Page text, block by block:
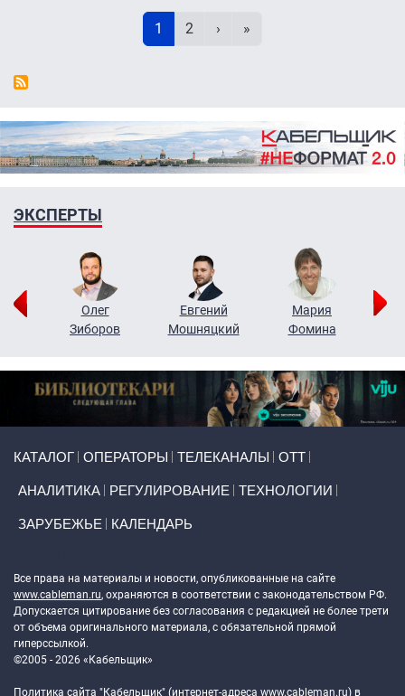
Текущая страница
1 Page
2 Следующая страница
› Последняя страница
»
ЭКСПЕРТЫ
Олег
Зиборов
Евгений
Мошняцкий
Мария
Фомина
КАТАЛОГ ОПЕРАТОРЫ ТЕЛЕКАНАЛЫ ОТТ
АНАЛИТИКА РЕГУЛИРОВАНИЕ ТЕХНОЛОГИИ
ЗАРУБЕЖЬЕ КАЛЕНДАРЬ
Все права на материалы и новости, опубликованные на сайте
www.cableman.ru, охраняются в соответствии с законодательством РФ.
Допускается цитирование без согласования с редакцией не более трети
от объема оригинального материала, с обязательной прямой
гиперссылкой.
©2005 - 2026 «Кабельщик»
Политика сайта "Кабельщик" (интернет-адреса www.cableman.ru) в